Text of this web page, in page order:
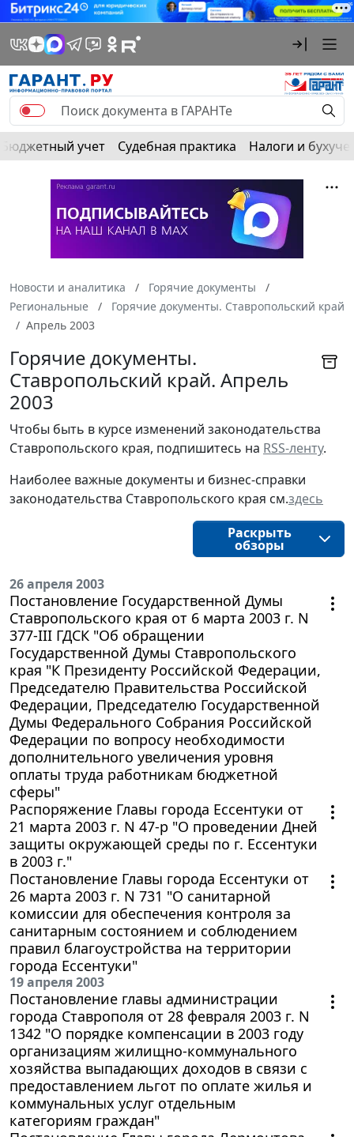
Бюджетный учет Судебная практика Налоги и
Новости и аналитика
Горячие документы
Региональные
Горячие документы. Ставропольский край
Апрель 2003
Горячие документы.
Ставропольский край. Апрель
2003
Чтобы быть в курсе изменений законодательства
Ставропольского края, подпишитесь на RSS-ленту.
Наиболее важные документы и бизнес-справки
законодательства Ставропольского края см.здесь
Раскрыть
обзоры
26 апреля 2003
Постановление Государственной Думы
Ставропольского края от 6 марта 2003 г. N
377-III ГДСК "Об обращении
Государственной Думы Ставропольского
края "К Президенту Российской Федерации,
Председателю Правительства Российской
Федерации, Председателю Государственной
Думы Федерального Собрания Российской
Федерации по вопросу необходимости
дополнительного увеличения уровня
оплаты труда работникам бюджетной
сферы"
Распоряжение Главы города Ессентуки от
21 марта 2003 г. N 47-р "О проведении Дней
защиты окружающей среды по г. Ессентуки
в 2003 г."
Постановление Главы города Ессентуки от
26 марта 2003 г. N 731 "О санитарной
комиссии для обеспечения контроля за
санитарным состоянием и соблюдением
правил благоустройства на территории
города Ессентуки"
19 апреля 2003
Постановление главы администрации
города Ставрополя от 28 февраля 2003 г. N
1342 "О порядке компенсации в 2003 году
организациям жилищно-коммунального
хозяйства выпадающих доходов в связи с
предоставлением льгот по оплате жилья и
коммунальных услуг отдельным
категориям граждан"